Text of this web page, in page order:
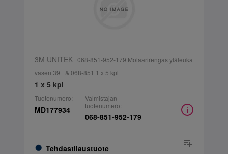
3M UNITEK| 068-851-952-179 Molaarirengas yläleuka
vasen 39+ & 068-851 1 x 5 kpl
1 x 5 kpl
Tuotenumero:
MD177934
Tehdastilaustuote
Valmistajan
tuotenumero:
068-851-952-179